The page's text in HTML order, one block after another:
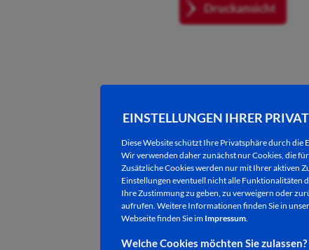
EINSTELLUNGEN IHRER
Diese Website schützt Ihre Privatsphäre durch
Wir verwenden daher zunächst nur Cookies, die
Zusätzliche Cookies werden nur mit Ihrer aktiven
Einstellungen eventuell nicht alle Funktionalitäten
Ihre Zustimmung zu geben, zu verweigern oder
aufrufen. Weitere Informationen finden Sie in
Webseite finden Sie im Impressum.
Welche Cookies möchten Sie zulassen?
Druckansicht
WEITERE